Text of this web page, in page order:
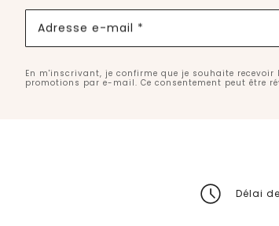
Adresse e-mail *
En m'inscrivant, je confirme que je souhaite recevoir
promotions par e-mail. Ce consentement peut être
Délai